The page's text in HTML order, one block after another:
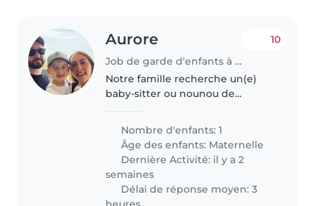
Aurore
Job de garde d'enfants à Labastide-d'Armagnac
10
Notre famille recherche un(e)
baby-sitter ou nounou de
notre enfant de 4 ans. Notre
petit est curieux, amical et plutôt
calme. Il a des soucis
alimentaires..
Nombre d'enfants: 1
Âge des enfants: Maternelle
Dernière Activité: il y a 2
semaines
Délai de réponse moyen: 3